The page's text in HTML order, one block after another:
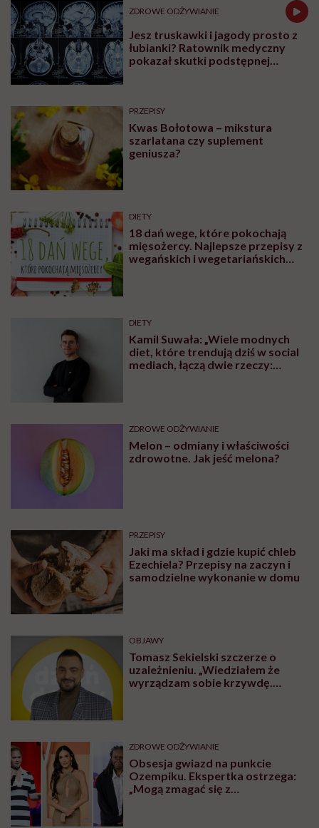
ZDROWE ODŻYWIANIE
Jesz truskawki i jagody prosto z
łubianki? Ratownik medyczny
pokazał skutki podstępnej
PRZEPISY
Kwas Bołotowa – mikstura
szarlatana czy suplement
geniusza?
DIETY
18 dań wege, które pokochają
mięsożercy. Najlepsze przepisy z
wegańskich i wegetariańskich
DIETY
Kamil Suwała: „Wiele modnych
diet, które trendują dziś w social
mediach, łączą dwie rzeczy:
ZDROWE ODŻYWIANIE
Melon – odmiany i właściwości
zdrowotne. Jak jeść melona?
PRZEPISY
Jaki ma skład i gdzie kupić chleb
Ezechiela? Przepisy na zaczyn i
samodzielne wykonanie w domu
OBJAWY
Tomasz Sekielski szczerze o
uzależnieniu. „Wiedziałem że
wyrządzam sobie krzywdę.
ZDROWE ODŻYWIANIE
Obsesja gwiazd na punkcie
Ozempiku. Ekspertka ostrzega:
„Mogą zmagać się z